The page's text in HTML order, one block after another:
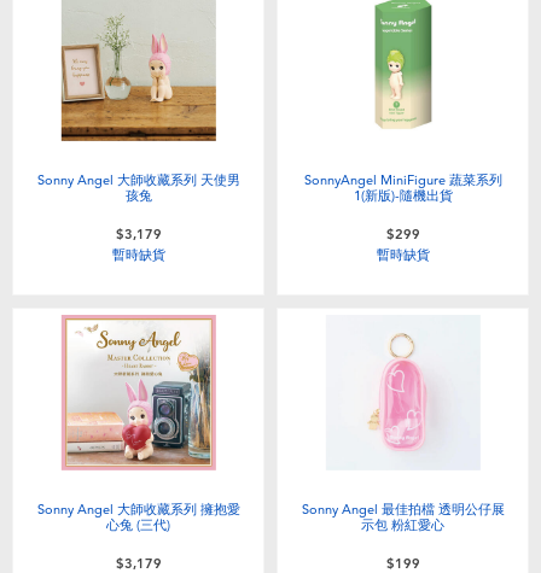
Sonny Angel 大師收藏系列 天使男
孩兔
$3,179
暫時缺貨
SonnyAngel MiniFigure 蔬菜系列
1(新版)-隨機出貨
$299
暫時缺貨
Sonny Angel 大師收藏系列 擁抱愛
心兔 (三代)
$3,179
Sonny Angel 最佳拍檔 透明公仔展
示包 粉紅愛心
$199